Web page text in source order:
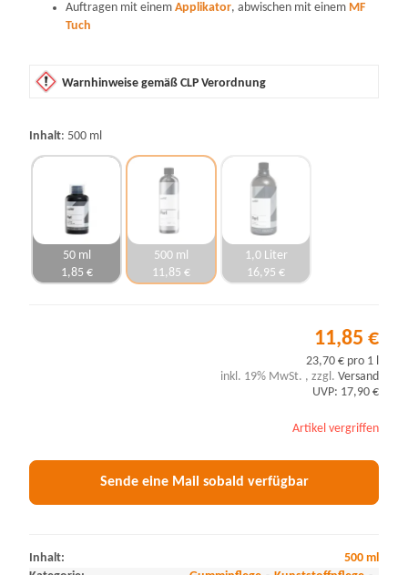
Auftragen mit einem Applikator, abwischen mit einem MF
Tuch
Warnhinweise gemäß CLP Verordnung
Inhalt 500 ml
50 ml
1,85 €
500 ml
11,85 €
1,0 Liter
16,95 €
11,85 €
23,70 € pro 1 l
inkl. 19% MwSt. , zzgl. Versand
UVP: 17,90 €
Artikel vergriffen
Sende eine Mail sobald verfügbar
Inhalt:
500 ml